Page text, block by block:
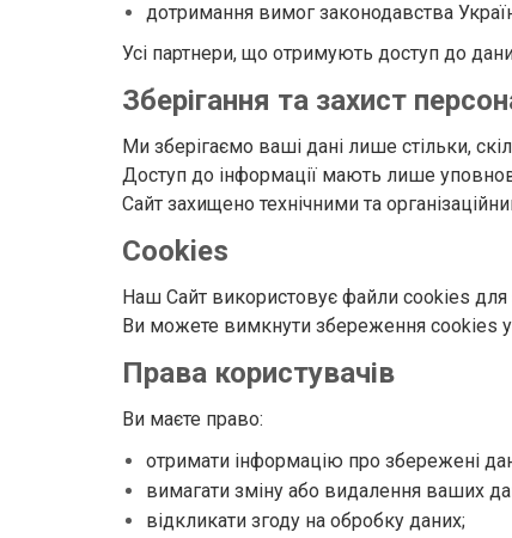
дотримання вимог законодавства
Усі партнери, що отримують доступ до
Зберігання та захист
Ми зберігаємо ваші дані лише стільки,
Доступ до інформації мають лише
Сайт захищено технічними та
Cookies
Наш Сайт використовує файли cookies для
Ви можете вимкнути збереження cookies
Права користувачів
Ви маєте право:
отримати інформацію про збережені
вимагати зміну або видалення ваших
відкликати згоду на обробку даних;